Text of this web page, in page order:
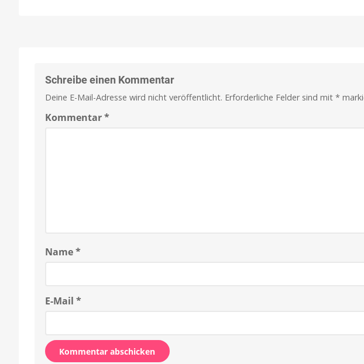
Schreibe einen Kommentar
Deine E-Mail-Adresse wird nicht veröffentlicht. Erforderliche Felder sind mit *
Kommentar*
Name*
E-Mail *